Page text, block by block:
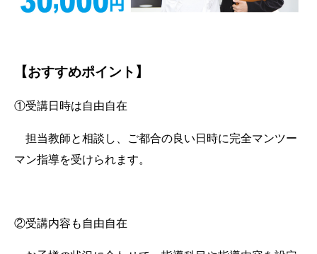
【おすすめポイント】
①受講日時は自由自在
担当教師と相談し、ご都合の良い日時に完全マンツー
マン指導を受けられます。
②受講内容も自由自在